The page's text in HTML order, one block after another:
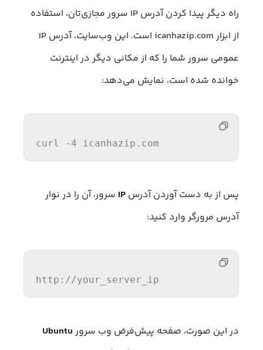
راه دیگر پیدا کردن آدرس IP سرور مجازی‌تان، استفاده
از ابزار icanhazip.com است. این وب‌سایت، آدرس IP
عمومی سرور شما را که از مکانی دیگر در اینترنت
خوانده شده است، نمایش می‌دهد:
curl - 4 icanhazip.com
پس از به دست آوردن آدرس IP سرور، آن را در نوار
آدرس مرورگر وارد کنید:
http: //your_server_ip
در این صورت، صفحه پیش‌فرض وب سرور Ubuntu